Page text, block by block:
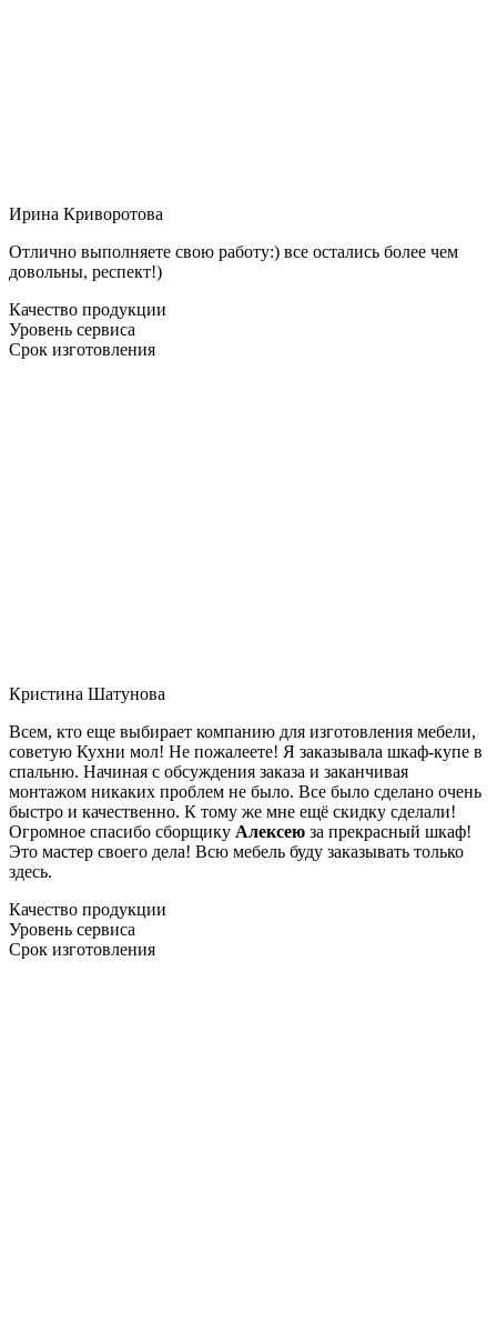
Ирина Криворотова
Отлично выполняете свою работу:) все остались более чем
довольны, респект!)
Качество продукции
Уровень сервиса
Срок изготовления
Кристина Шатунова
Всем, кто еще выбирает компанию для изготовления мебели,
советую Кухни мол! Не пожалеете! Я заказывала шкаф-купе в
спальню. Начиная с обсуждения заказа и заканчивая
монтажом никаких проблем не было. Все было сделано очень
быстро и качественно. К тому же мне ещё скидку сделали!
Огромное спасибо сборщику Алексею за прекрасный шкаф!
Это мастер своего дела! Всю мебель буду заказывать только
здесь.
Качество продукции
Уровень сервиса
Срок изготовления